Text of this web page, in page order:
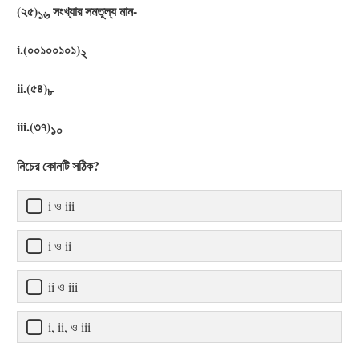
(২৫)১৬সংখ্যার সমতূল্য মান-
i.(০০১০০১০১)২
ii.(৫৪)৮
iii.(৩৭)১০
নিচের কোনটি সঠিক?
i ও iii
i ও ii
ii ও iii
i, ii, ও iii